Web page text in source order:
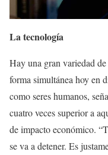
La tecnología
Hay una gran variedad
forma simultánea hoy en
como seres humanos,
cuatro veces superior a
de impacto económico.
se va a detener. Es